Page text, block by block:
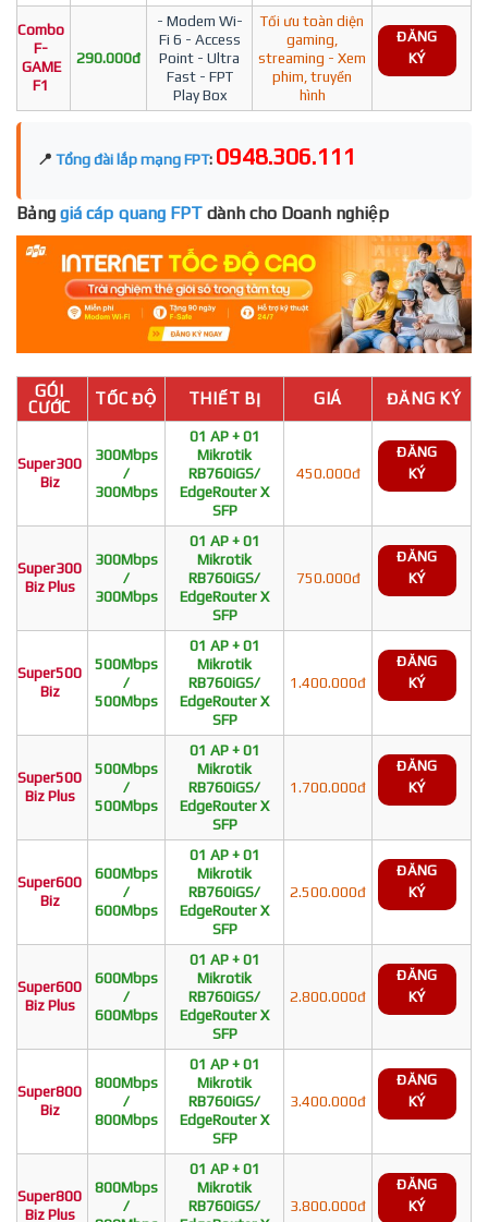
Combo
F-
GAME
F1
290.000đ
- Modem Wi-
Fi 6 - Access
Point - Ultra
Fast - FPT
Play Box
Tối ưu toàn diện
gaming,
streaming - Xem
phim, truyền
hình
ĐĂNG
KÝ
📍 Tổng đài lắp mạng FPT: 0948.306.111
Bảng giá cáp quang FPT dành cho Doanh nghiệp
GÓI
CƯỚC
TỐC ĐỘ THIẾT BỊ GIÁ ĐĂNG KÝ
Super300
Biz
300Mbps
/
300Mbps
01 AP + 01
Mikrotik
RB760iGS/
EdgeRouter X
SFP
450.000đ
ĐĂNG
KÝ
Super300
Biz Plus
300Mbps
/
300Mbps
01 AP + 01
Mikrotik
RB760iGS/
EdgeRouter X
SFP
750.000đ
ĐĂNG
KÝ
Super500
Biz
500Mbps
/
500Mbps
01 AP + 01
Mikrotik
RB760iGS/
EdgeRouter X
SFP
1.400.000đ
ĐĂNG
KÝ
Super500
Biz Plus
500Mbps
/
500Mbps
01 AP + 01
Mikrotik
RB760iGS/
EdgeRouter X
SFP
1.700.000đ
ĐĂNG
KÝ
Super600
Biz
600Mbps
/
600Mbps
01 AP + 01
Mikrotik
RB760iGS/
EdgeRouter X
SFP
2.500.000đ
ĐĂNG
KÝ
Super600
Biz Plus
600Mbps
/
600Mbps
01 AP + 01
Mikrotik
RB760iGS/
EdgeRouter X
SFP
2.800.000đ
ĐĂNG
KÝ
Super800
Biz
800Mbps
/
800Mbps
01 AP + 01
Mikrotik
RB760iGS/
EdgeRouter X
SFP
3.400.000đ
ĐĂNG
KÝ
Super800
Biz Plus
800Mbps
/
01 AP + 01
Mikrotik
RB760iGS/
3.800.000đ
ĐĂNG
KÝ